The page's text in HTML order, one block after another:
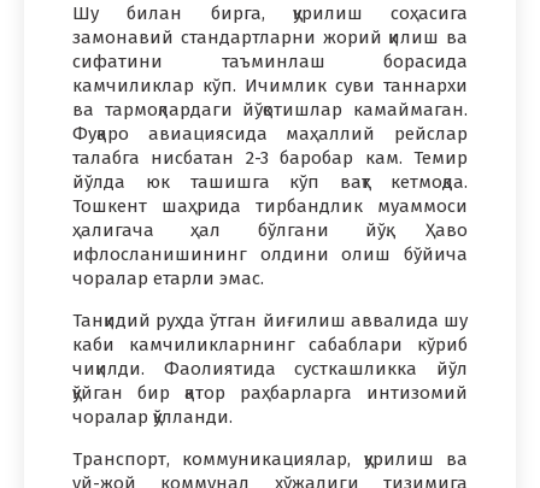
Шу билан бирга, қурилиш соҳасига
замонавий стандартларни жорий қилиш ва
сифатини таъминлаш борасида
камчиликлар кўп. Ичимлик суви таннархи
ва тармоқлардаги йўқотишлар камаймаган.
Фуқаро авиациясида маҳаллий рейслар
талабга нисбатан 2-3 баробар кам. Темир
йўлда юк ташишга кўп вақт кетмоқда.
Тошкент шаҳрида тирбандлик муаммоси
ҳалигача ҳал бўлгани йўқ. Ҳаво
ифлосланишининг олдини олиш бўйича
чоралар етарли эмас.
Танқидий руҳда ўтган йиғилиш аввалида шу
каби камчиликларнинг сабаблари кўриб
чиқилди. Фаолиятида сусткашликка йўл
қўйган бир қатор раҳбарларга интизомий
чоралар қўлланди.
Транспорт, коммуникациялар, қурилиш ва
уй-жой коммунал хўжалиги тизимига